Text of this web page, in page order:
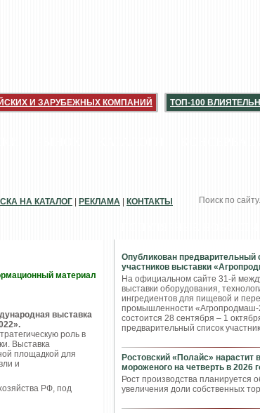
И ЗАРУБЕЖНЫХ КОМПАНИЙ ТОП-100
Опубликован предварительный
участников выставки
На официальном сайте 31-й
выставки оборудования,
ингредиентов для пищевой и
промышленности «Агропродмаш-
состоится 28 сентября – 1
предварительный список
Ростовский «Полайс» нарастит
мороженого на четверть в 2026
Рост производства планируется
увеличения доли собственных
НА КАТАЛОГ РЕКЛАМА КОНТАКТЫ
материал
выставка
роль в
Выставка
площадкой для
и
РФ, под